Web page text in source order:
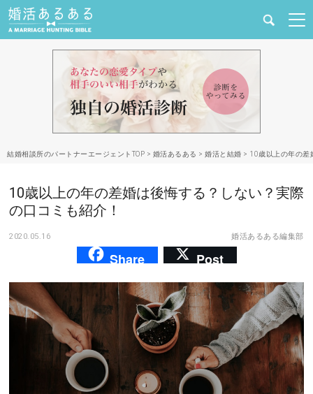
合コン・街コン
マッチングアプリ
あるある
結婚相談所のパートナーエージェントTOP > 婚活あるある > 婚活と結婚 > 10歳以上の年の差
10歳以上の年の差婚は後悔する？しない？実際
の口コミも紹介！
2020.05.16 婚活あるある編集部
Share Post